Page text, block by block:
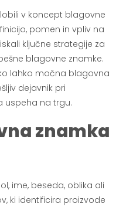
v koncept blagovne
pomen in vpliv na
ključne strategije za
blagovne znamke.
lahko močna blagovna
dejavnik pri
uspeha na trgu.
znamka
ime, beseda, oblika ali
ki identificira proizvode